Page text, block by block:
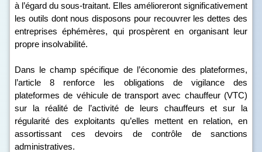
à l’égard du sous-traitant. Elles amélioreront significativement
les outils dont nous disposons pour recouvrer les dettes des
entreprises éphémères, qui prospèrent en organisant leur
propre insolvabilité.
Dans le champ spécifique de l’économie des plateformes,
l’article 8 renforce les obligations de vigilance des
plateformes de véhicule de transport avec chauffeur (VTC)
sur la réalité de l’activité de leurs chauffeurs et sur la
régularité des exploitants qu’elles mettent en relation, en
assortissant ces devoirs de contrôle de sanctions
administratives.